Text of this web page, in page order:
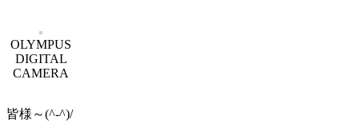
OLYMPUS
DIGITAL
CAMERA
皆様～(^-^)/